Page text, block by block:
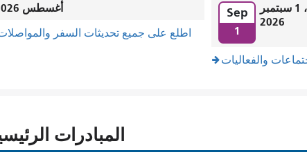
Sep
1
اجتماع مجلس الإدارة، 1 سبتمبر
2026
والفعاليات
أغسطس 2026
اطلع على جميع تحديثات السفر
المبادرات